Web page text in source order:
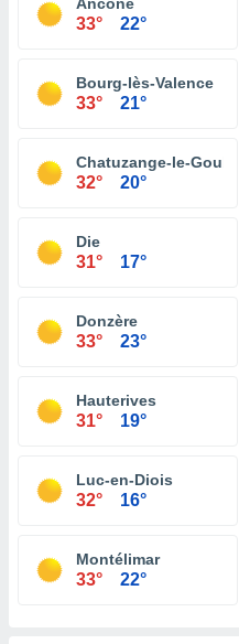
33° 22°
Bourg-lès-Valence
33° 21°
Chatuzange-le-Goubet
32° 20°
Die
31° 17°
Donzère
33° 23°
Hauterives
31° 19°
Luc-en-Diois
32° 16°
Montélimar
33° 22°